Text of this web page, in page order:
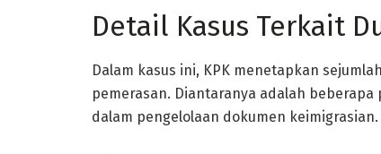
Detail Kasus Terkait
Dalam kasus ini, KPK menetapkan
pemerasan. Diantaranya adalah
dalam pengelolaan dokumen keimigrasian.